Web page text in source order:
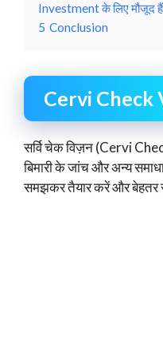
Investment के लिए मौजूद
5 Conclusion
Cervi Check
सर्वि चेक विज़न (Cervi
बिमारी के जांच और अन्य
समझकर तैयार करें और